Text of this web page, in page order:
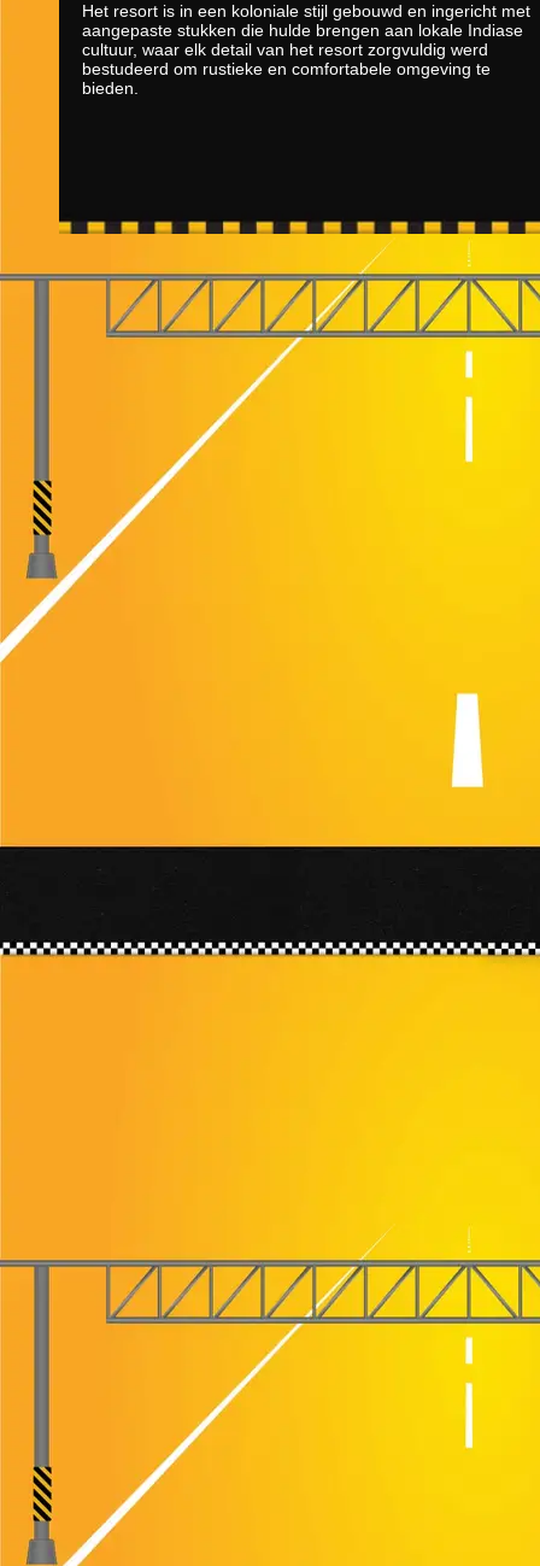
Het resort is in een koloniale stijl gebouwd en ingericht met
aangepaste stukken die hulde brengen aan lokale Indiase
cultuur, waar elk detail van het resort zorgvuldig werd
bestudeerd om rustieke en comfortabele omgeving te
bieden.